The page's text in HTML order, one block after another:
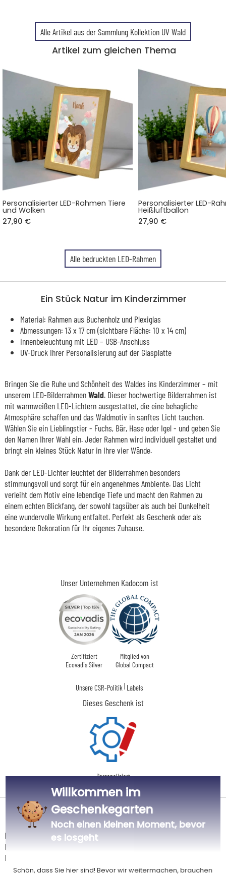
Alle Artikel aus der Sammlung Kollektion UV Wald
Artikel zum gleichen Thema
Personalisierter LED-Rahmen Tiere
und Wolken
27,90 €
Personalisierter LED-
Heißluftballon
27,90 €
Alle bedruckten LED-Rahmen
Ein Stück Natur im Kinderzimmer
Material: Rahmen aus Buchenholz und Plexiglas
Abmessungen: 13 x 17 cm (sichtbare Fläche: 10 x 14 cm)
Innenbeleuchtung mit LED – USB-Anschluss
UV-Druck Ihrer Personalisierung auf der Glasplatte
Unser Unternehmen Kadocom ist
Zertifiziert
Ecovadis Silver
Mitglied von
Global Compact
Unsere CSR-Politik Labels
Dieses Geschenk ist
Personalisiert
Bringen Sie die Ruhe und Schönheit des Waldes ins Kinderzimmer – mit
unserem LED-BilderrahmenWald. Dieser hochwertige Bilderrahmen ist
mit warmweißen LED-Lichtern ausgestattet, die eine behagliche
Atmosphäre schaffen und das Waldmotiv in sanftes Licht tauchen.
Wählen Sie ein Lieblingstier - Fuchs, Bär, Hase oder Igel - und geben Sie
den Namen Ihrer Wahl ein. Jeder Rahmen wird individuell gestaltet und
bringt ein kleines Stück Natur in Ihre vier Wände.
Dank der LED-Lichter leuchtet der Bilderrahmen besonders
stimmungsvoll und sorgt für ein angenehmes Ambiente. Das Licht
verleiht dem Motiv eine lebendige Tiefe und macht den Rahmen zu
einem echten Blickfang, der sowohl tagsüber als auch bei Dunkelheit
eine wundervolle Wirkung entfaltet. Perfekt als Geschenk oder als
besondere Dekoration für Ihr eigenes Zuhause.
Lieferdatum und Lieferpreis
Dieser Artikel wird in unserem Atelier in Toulouse personalisiert.
Er ist für das Angebot "Versandkostenfrei ab 85 € Warenwert" mit der
Hermes-Standardlieferung berechtigt.
Willkommen im
Geschenkegarten
Noch einen kleinen Moment, bevor
es losgeht
Schön, dass Sie hier sind! Bevor wir weitermachen, brauchen